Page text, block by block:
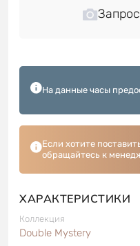
На данные часы
Если хотите
обращайтесь к
ХАРАКТЕРИСТИКИ
Коллекция
Double Mystery